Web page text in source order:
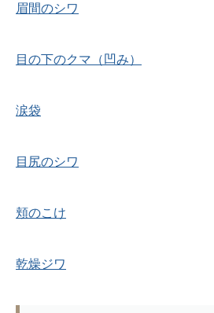
眉間のシワ
目の下のクマ（凹み）
涙袋
目尻のシワ
頬のこけ
乾燥ジワ